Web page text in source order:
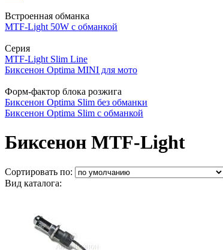
Встроенная обманка
MTF-Light 50W с обманкой
Серия
MTF-Light Slim Line
Биксенон Optima MINI для мото
Форм-фактор блока розжига
Биксенон Optima Slim без обманки
Биксенон Optima Slim с обманкой
Биксенон MTF-Light
Сортировать по:
Вид каталога: